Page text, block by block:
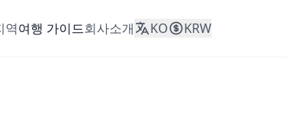
역여행 가이드회사소개 KO KRW